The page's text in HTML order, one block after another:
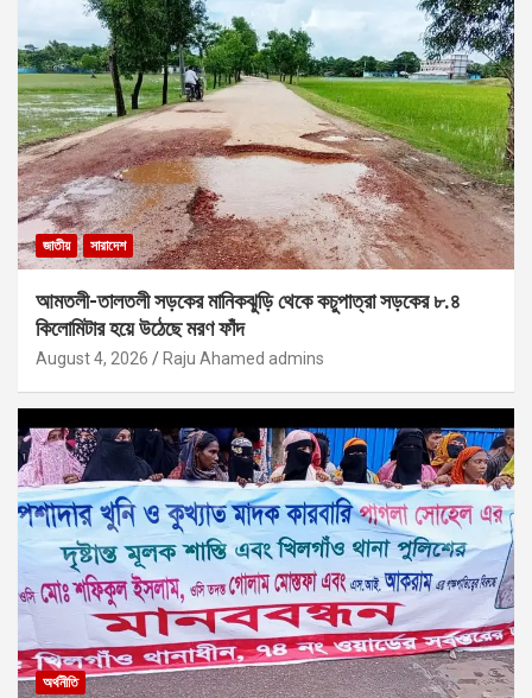
জাতীয় সারাদেশ
আমতলী-তালতলী সড়কের মানিকঝুড়ি থেকে কচুপাত্রা সড়কের ৮.৪
কিলোমিটার হয়ে উঠেছে মরণ ফাঁদ
August 4, 2026 Raju Ahamed admins
অর্থনীতি